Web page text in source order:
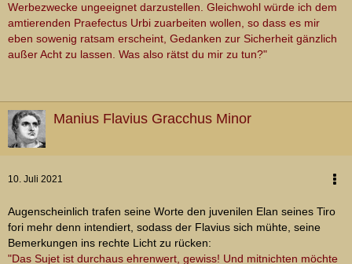
Werbezwecke ungeeignet darzustellen. Gleichwohl würde ich dem
amtierenden Praefectus Urbi zuarbeiten wollen, so dass es mir
eben sowenig ratsam erscheint, Gedanken zur Sicherheit gänzlich
außer Acht zu lassen. Was also rätst du mir zu tun?"
Manius Flavius Gracchus Minor
10. Juli 2021
Augenscheinlich trafen seine Worte den juvenilen Elan seines Tiro
fori mehr denn intendiert, sodass der Flavius sich mühte, seine
Bemerkungen ins rechte Licht zu rücken:
"Das Sujet ist durchaus ehrenwert, gewiss! Und mitnichten möchte